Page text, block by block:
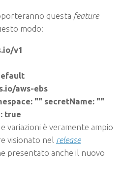
questa feature
modo:
v1
aws-ebs
"" secretName: ""
true
variazioni è veramente ampio
visionato nel release
presentato anche il nuovo